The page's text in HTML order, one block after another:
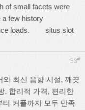
of small facets were
a few history
loads. situs slot
53#
와 최신 음향 시설, 깨끗
. 합리적 가격, 편리한
커플까지 모두 만족